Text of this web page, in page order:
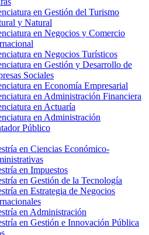
en Gestión del Turismo
y Natural
en Negocios y Comercio
en Negocios Turísticos
en Gestión y Desarrollo de
Sociales
en Economía Empresarial
en Administración Financiera
en Actuaría
en Administración
Público
en Ciencias Económico-
en Impuestos
en Gestión de la Tecnología
en Estrategia de Negocios
en Administración
en Gestión e Innovación Pública